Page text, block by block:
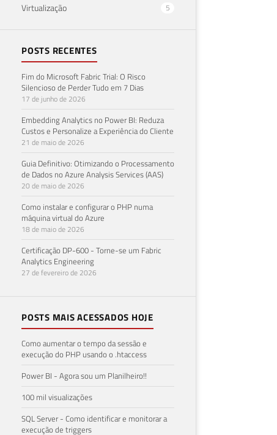
Virtualização 5
POSTS RECENTES
Fim do Microsoft Fabric Trial: O Risco
Silencioso de Perder Tudo em 7 Dias
17 de junho de 2026
Embedding Analytics no Power BI: Reduza
Custos e Personalize a Experiência do Cliente
21 de maio de 2026
Guia Definitivo: Otimizando o Processamento
de Dados no Azure Analysis Services (AAS)
20 de maio de 2026
Como instalar e configurar o PHP numa
máquina virtual do Azure
18 de maio de 2026
Certificação DP-600 - Torne-se um Fabric
Analytics Engineering
27 de fevereiro de 2026
POSTS MAIS ACESSADOS HOJE
Como aumentar o tempo da sessão e
execução do PHP usando o .htaccess
Power BI - Agora sou um Planilheiro!!
100 mil visualizações
SQL Server - Como identificar e monitorar a
execução de triggers